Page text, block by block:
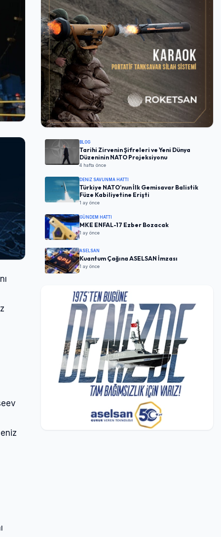
BLOG
Tarihi Zirvenin Şifreleri ve Yeni Dünya
Düzeninin NATO Projeksiyonu
4 hafta önce
DENIZ SAVUNMA HATTI
Türkiye NATO’nun İlk Gemisavar Balistik
Füze Kabiliyetine Erişti
1 ay önce
GÜNDEM HATTI
MKE ENFAL-17 Ezber Bozacak
1 ay önce
ASELSAN
Kuantum Çağına ASELSAN İmzası
1 ay önce